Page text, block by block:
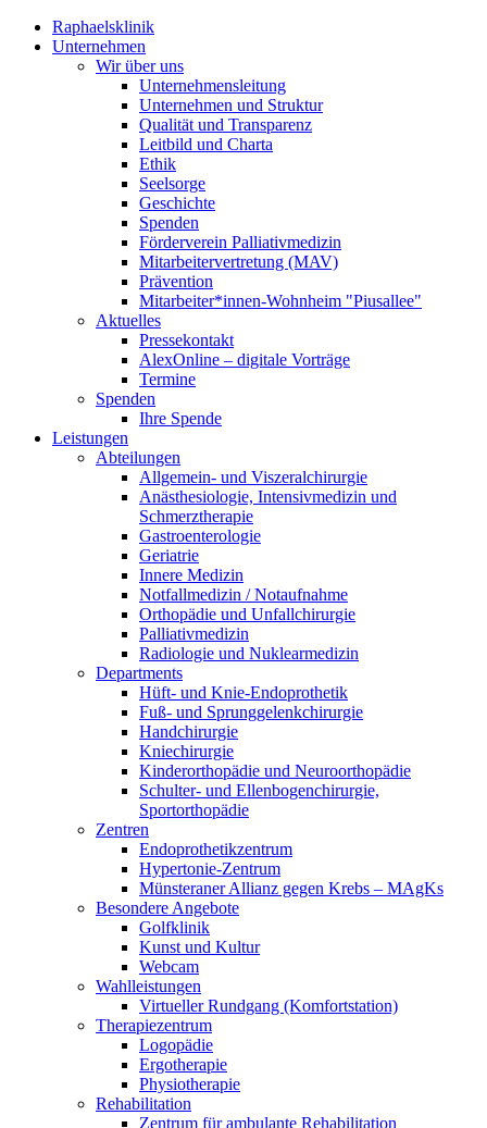
Raphaelsklinik
Unternehmen
Wir über uns
Unternehmensleitung
Unternehmen und Struktur
Qualität und Transparenz
Leitbild und Charta
Ethik
Seelsorge
Geschichte
Spenden
Förderverein Palliativmedizin
Mitarbeitervertretung (MAV)
Prävention
Mitarbeiter*innen-Wohnheim "Piusallee"
Aktuelles
Pressekontakt
AlexOnline – digitale Vorträge
Termine
Spenden
Ihre Spende
Leistungen
Abteilungen
Allgemein- und Viszeralchirurgie
Anästhesiologie, Intensivmedizin und
Schmerztherapie
Gastroenterologie
Geriatrie
Innere Medizin
Notfallmedizin / Notaufnahme
Orthopädie und Unfallchirurgie
Palliativmedizin
Radiologie und Nuklearmedizin
Departments
Hüft- und Knie-Endoprothetik
Fuß- und Sprunggelenkchirurgie
Handchirurgie
Kniechirurgie
Kinderorthopädie und Neuroorthopädie
Schulter- und Ellenbogenchirurgie,
Sportorthopädie
Zentren
Endoprothetikzentrum
Hypertonie-Zentrum
Münsteraner Allianz gegen Krebs – MAgKs
Besondere Angebote
Golfklinik
Kunst und Kultur
Webcam
Wahlleistungen
Virtueller Rundgang (Komfortstation)
Therapiezentrum
Logopädie
Ergotherapie
Physiotherapie
Rehabilitation
Zentrum für ambulante Rehabilitation